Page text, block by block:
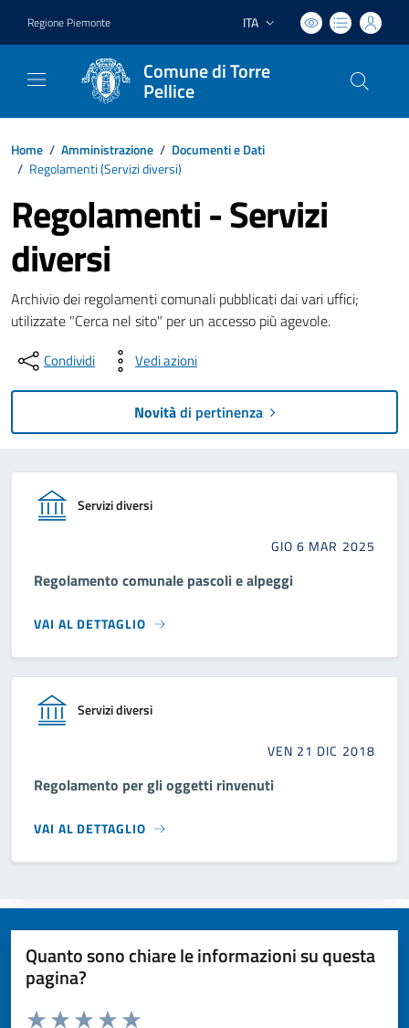
Regione Piemonte Lingua attiva:
ITA
Comune di Torre
Pellice
Home / Amministrazione / Documenti e Dati
/ Regolamenti (Servizi diversi)
Regolamenti - Servizi
diversi
Archivio dei regolamenti comunali pubblicati dai vari uffici;
utilizzate "Cerca nel sito" per un accesso più agevole.
Condividi Vedi azioni
Novitàdi pertinenza
Servizi diversi
GIO 6 MAR 2025
Regolamento comunale pascoli e alpeggi
VAI AL DETTAGLIO
Servizi diversi
VEN 21 DIC 2018
Regolamento per gli oggetti rinvenuti
VAI AL DETTAGLIO
Quanto sono chiare le informazioni su questa
pagina?
Valuta da 1 a 5 stelle la pagina